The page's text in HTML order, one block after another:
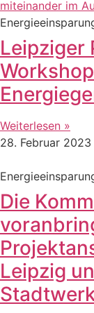
Leipziger
Weiterlesen »
28. Februar 2023
Die
Leipzig